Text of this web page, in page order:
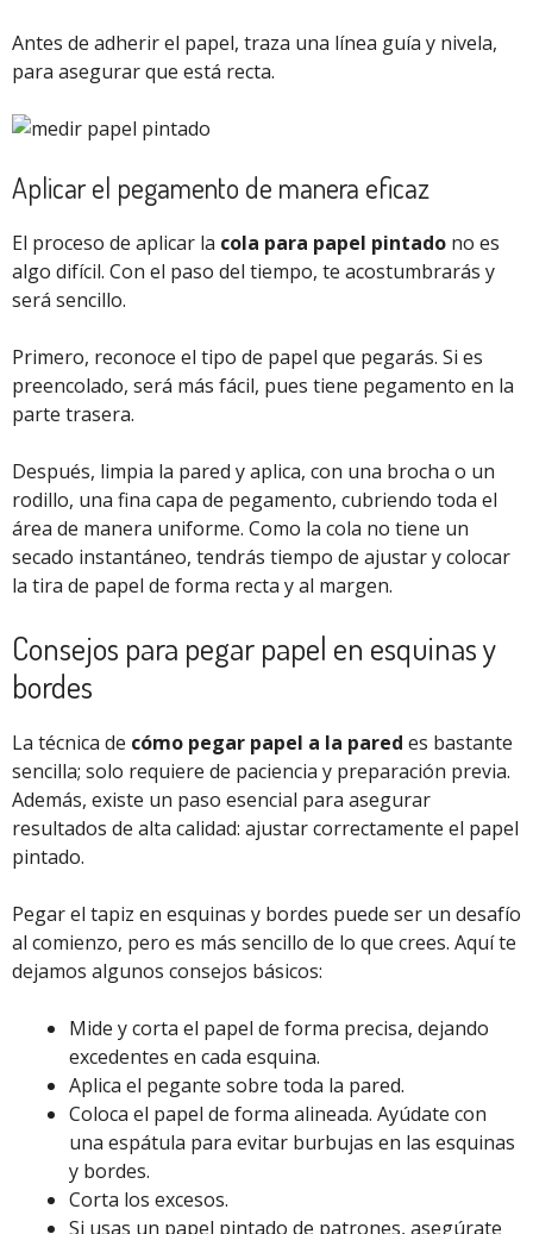
Antes de adherir el papel, traza una línea guía y nivela,
para asegurar que está recta.
Aplicar el pegamento de manera eficaz
El proceso de aplicar la cola para papel pintado no es
algo difícil. Con el paso del tiempo, te acostumbrarás y
será sencillo.
Primero, reconoce el tipo de papel que pegarás. Si es
preencolado, será más fácil, pues tiene pegamento en la
parte trasera.
Después, limpia la pared y aplica, con una brocha o un
rodillo, una fina capa de pegamento, cubriendo toda el
área de manera uniforme. Como la cola no tiene un
secado instantáneo, tendrás tiempo de ajustar y colocar
la tira de papel de forma recta y al margen.
Consejos para pegar papel en esquinas y
bordes
La técnica de cómo pegar papel a la pared es bastante
sencilla; solo requiere de paciencia y preparación previa.
Además, existe un paso esencial para asegurar
resultados de alta calidad: ajustar correctamente el papel
pintado.
Pegar el tapiz en esquinas y bordes puede ser un desafío
al comienzo, pero es más sencillo de lo que crees. Aquí te
dejamos algunos consejos básicos:
Mide y corta el papel de forma precisa, dejando
excedentes en cada esquina.
Aplica el pegante sobre toda la pared.
Coloca el papel de forma alineada. Ayúdate con
una espátula para evitar burbujas en las esquinas
y bordes.
Corta los excesos.
Si usas un papel pintado de patrones, asegúrate